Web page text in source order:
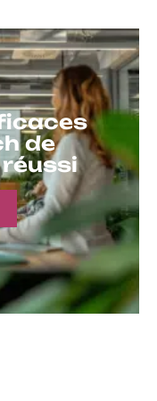
de